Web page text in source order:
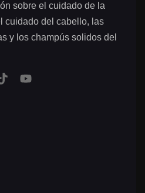
sobre el cuidado de la
cuidado del cabello, las
y los champús solidos del